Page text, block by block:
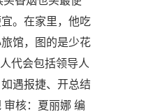
。在家里，他吃
馆，图的是少花
代会包括领导人
遇报捷、开总结
核：夏丽娜 编